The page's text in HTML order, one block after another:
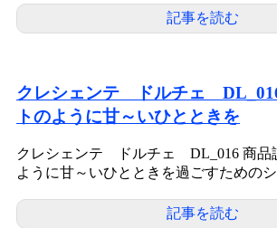
記事を読む
クレシェンテ ドルチェ
トのように甘～いひとときを
クレシェンテ ドルチェ DL_016 商品
ように甘～いひとときを過ごすための
記事を読む